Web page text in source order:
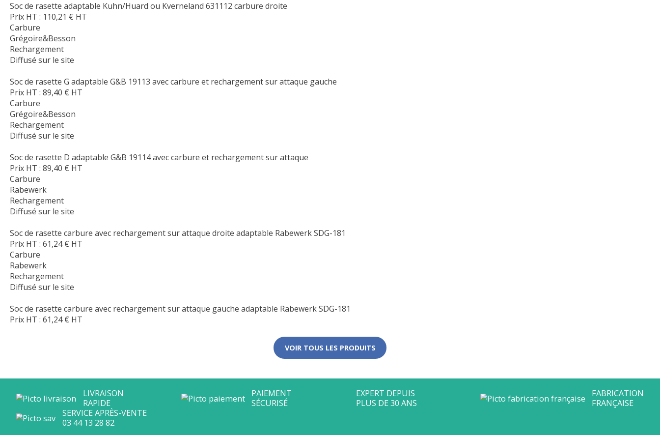
Soc de rasette adaptable Kuhn/Huard ou Kverneland 631112 carbure droite
Prix HT : 110,21 € HT
Carbure
Grégoire&Besson
Rechargement
Diffusé sur le site
Soc de rasette G adaptable G&B 19113 avec carbure et rechargement sur attaque gauche
Prix HT : 89,40 € HT
Carbure
Grégoire&Besson
Rechargement
Diffusé sur le site
Soc de rasette D adaptable G&B 19114 avec carbure et rechargement sur attaque
Prix HT : 89,40 € HT
Carbure
Rabewerk
Rechargement
Diffusé sur le site
Soc de rasette carbure avec rechargement sur attaque droite adaptable Rabewerk SDG-181
Prix HT : 61,24€ HT
Carbure
Rabewerk
Rechargement
Diffusé sur le site
Soc de rasette carbure avec rechargement sur attaque gauche adaptable Rabewerk SDG-181
Prix HT : 61,24€ HT
VOIR TOUS LES PRODUITS